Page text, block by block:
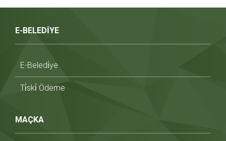
E-BELEDİYE
E-Beledi̇ye
Ti̇ski̇ Ödeme
MAÇKA